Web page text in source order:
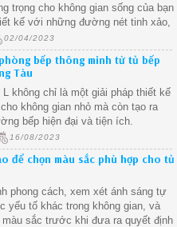
trọng cho không gian sống của bạn.
kế với những đường nét tinh xảo,
mọi phong cách trang trí nội thất.
02/04/2023
bếp thông minh từ tủ bếp
Tàu
không chỉ là một giải pháp thiết kế
không gian nhỏ mà còn tạo ra
bếp hiện đại và tiện ích.
16/08/2023
để chọn màu sắc phù hợp cho tủ
phong cách, xem xét ánh sáng tự
yếu tố khác trong không gian, và
màu sắc trước khi đưa ra quyết định